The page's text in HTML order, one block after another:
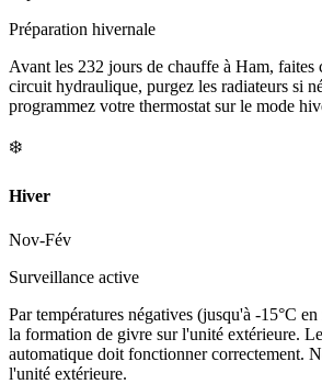
Préparation hivernale
Avant les 232 jours de chauffe à Ham, faites
circuit hydraulique, purgez les radiateurs si
programmez votre thermostat sur le mode
❄️
Hiver
Nov-Fév
Surveillance active
Par températures négatives (jusqu'à -15°C
la formation de givre sur l'unité extérieure.
automatique doit fonctionner correctement.
l'unité extérieure.